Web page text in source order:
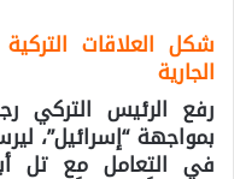
شكل العلاقات
الجارية
رفع الرئيس التركي
بمواجهة “إسرائيل”،
في التعامل مع تل